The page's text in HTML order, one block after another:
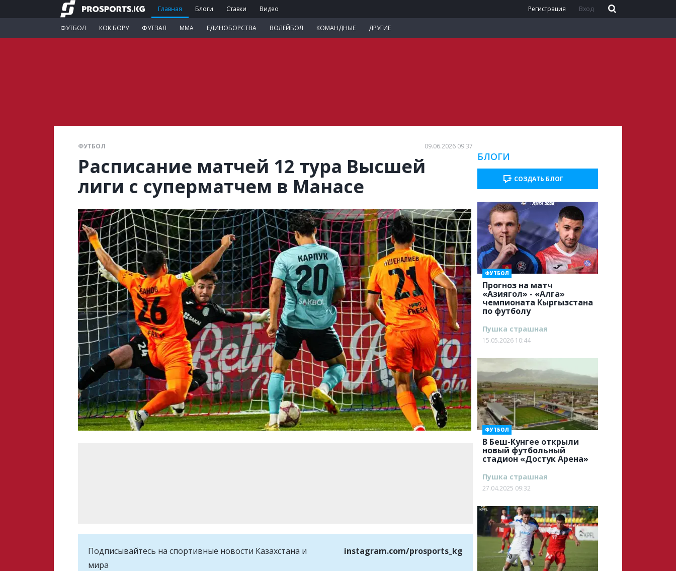
Главная Блоги Ставки Видео
ФУТБОЛ КОК БОРУ ФУТЗАЛ ММА ЕДИНОБОРСТВА ВОЛЕЙБОЛ КОМАНДНЫЕ ДРУГИЕ
Регистрация Вход
ФУТБОЛ 09.06.2026 09:37
Расписание матчей 12 тура Высшей
лиги с суперматчем в Манасе
Подписывайтесь на cпортивные новости Казахстана и
мира
instagram.com/prosports_kg
БЛОГИ
СОЗДАТЬ БЛОГ
Прогноз на матч
«Азиягол» - «Алга»
чемпионата Кыргызстана
по футболу
ФУТБОЛ
Пушка страшная
15.05.2026 10:44
В Беш-Кунгее открыли
новый футбольный
стадион «Достук Арена»
ФУТБОЛ
Пушка страшная
27.04.2025 09:32